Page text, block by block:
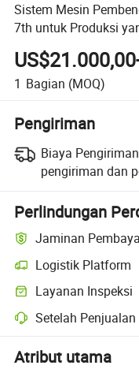
Sistem Mesin
7th untuk Produksi
1 Bagian (MOQ)
Pengiriman
Biaya
pengiriman dan
Perlindungan
Jaminan
Logistik Platform
Layanan Inspeksi
Setelah
Atribut utama